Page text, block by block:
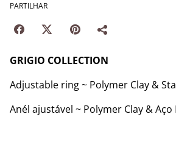
PARTILHAR
GRIGIO COLLECTION
Adjustable ring ~ Polymer Clay &
Anél ajustável ~ Polymer Clay & Aço